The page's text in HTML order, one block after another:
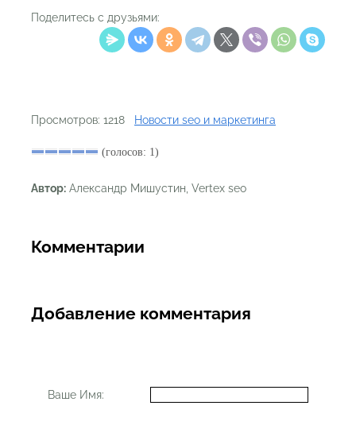
Поделитесь с друзьями:
Просмотров: 1218 Новости seo и маркетинга
(голосов: 1)
Автор: Александр Мишустин, Vertex seo
Комментарии
Добавление комментария
Ваше Имя: